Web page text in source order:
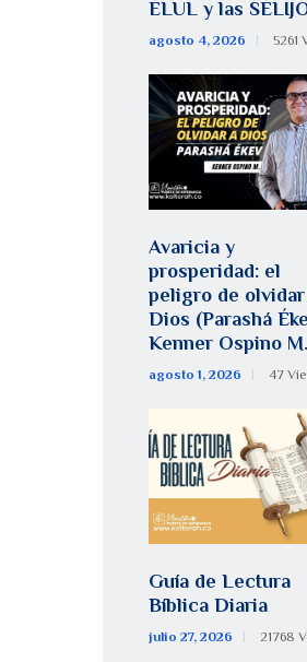
ELUL y las
agosto 4, 2026 5261
Avaricia y
prosperidad: el
peligro de olvidar
Dios (Parashá
Kenner Ospino
agosto 1, 2026 47
Guía de Lectura
Bíblica Diaria
julio 27, 2026 21768